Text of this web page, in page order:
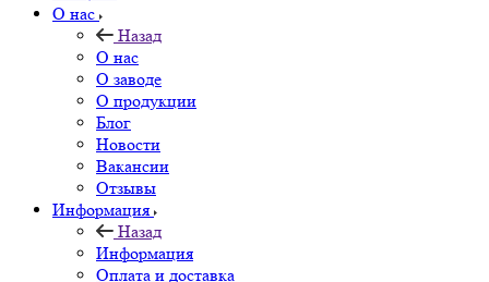
О нас
Назад
О нас
О заводе
О продукции
Блог
Новости
Вакансии
Отзывы
Информация
Назад
Информация
Оплата и доставка